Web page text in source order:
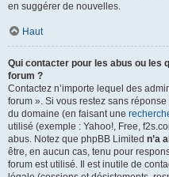
en suggérer de nouvelles.
Haut
Qui contacter pour les abus ou les
forum ?
Contactez n’importe lequel des
forum ». Si vous restez sans
du domaine (en faisant une
utilisé (exemple : Yahoo!, Free,
abus. Notez que phpBB Limited n’a
être, en aucun cas, tenu pour
forum est utilisé. Il est inutile de